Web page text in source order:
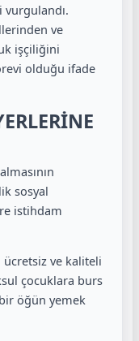
vurgulandı.
ve
işçiliğini
olduğu ifade
sosyal
istihdam
ücretsiz ve kaliteli
çocuklara burs
öğün yemek